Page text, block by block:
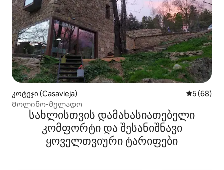
კოტეჯი (Casavieja) საშუალო
5 (68)
Მოლინო-მელადო
სახლისთვის დამახასიათებელი
კომფორტი და შესანიშნავი
ყოველთვიური ტარიფები